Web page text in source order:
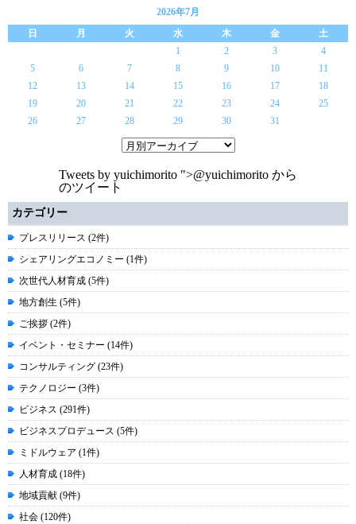
2026年7月
日
月 火 水 木 金
土
1
2 3
4
5
6 7 8 9 10
11
12
13 14 15 16 17
18
19
20 21 22 23 24
25
26
27 28 29 30 31
Tweets by yuichimorito ">@yuichimorito から
のツイート
カテゴリー
プレスリリース (2件)
シェアリングエコノミー (1件)
次世代人材育成 (5件)
地方創生 (5件)
ご挨拶 (2件)
イベント・セミナー (14件)
コンサルティング (23件)
テクノロジー (3件)
ビジネス (291件)
ビジネスプロデュース (5件)
ミドルウェア (1件)
人材育成 (18件)
地域貢献 (9件)
社会 (120件)